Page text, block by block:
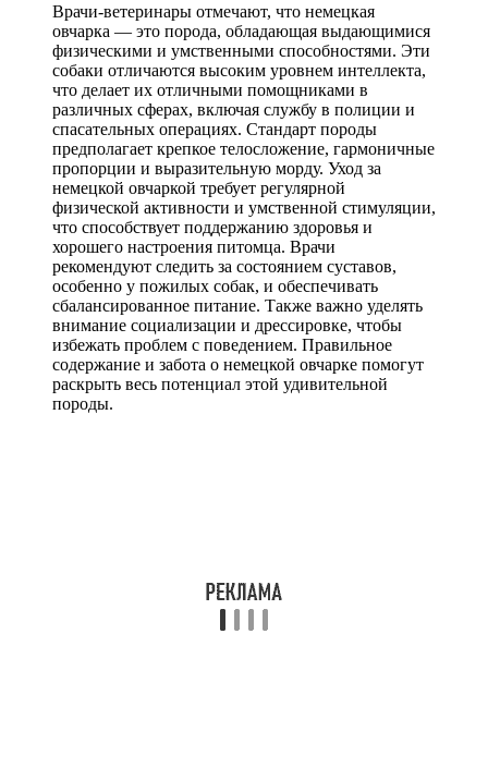
Врачи-ветеринары отмечают, что немецкая
овчарка — это порода, обладающая выдающимися
физическими и умственными способностями. Эти
собаки отличаются высоким уровнем интеллекта,
что делает их отличными помощниками в
различных сферах, включая службу в полиции и
спасательных операциях. Стандарт породы
предполагает крепкое телосложение, гармоничные
пропорции и выразительную морду. Уход за
немецкой овчаркой требует регулярной
физической активности и умственной стимуляции,
что способствует поддержанию здоровья и
хорошего настроения питомца. Врачи
рекомендуют следить за состоянием суставов,
особенно у пожилых собак, и обеспечивать
сбалансированное питание. Также важно уделять
внимание социализации и дрессировке, чтобы
избежать проблем с поведением. Правильное
содержание и забота о немецкой овчарке помогут
раскрыть весь потенциал этой удивительной
породы.